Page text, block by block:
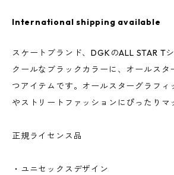
International shipping available
スケートブランド、DGKのALL STAR Tシ
クールなブラックカラーに、オールスタ
つアイテムです。オールスターグラフィ
やストリートファッションにぴったりマ
正規ライセンス品
・ユニセックスデザイン